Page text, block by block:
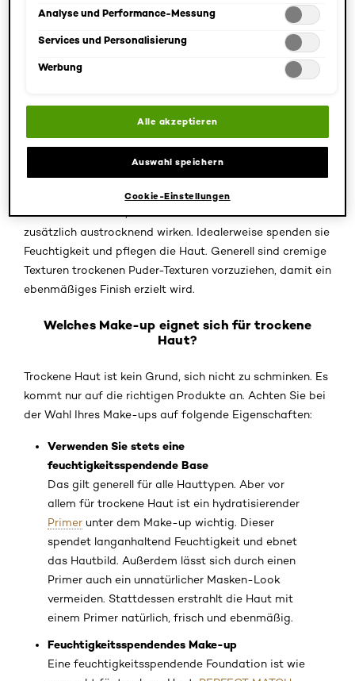
Wirkstoffkombination erhalten Sie mit
Seren und
. Eine gute Basispflege ist das
A und O, um trockene Haut schön und geschmeidig zu
halten.
Es spricht nichts dagegen, trockene Haut täglich zu
schminken. Jedoch sollten Sie hierbei unbedingt einige
Dinge beachten: Trockene Haut benötigt
feuchtigkeitsspendende und pflegende Produkte. Achten
Sie deshalb darauf, dass die verwendeten Produkte nicht
zusätzlich austrocknend wirken. Idealerweise spenden sie
Feuchtigkeit und pflegen die Haut. Generell sind cremige
Texturen trockenen Puder-Texturen vorzuziehen, damit ein
ebenmäßiges Finish erzielt wird.
Welches Make-up eignet sich für trockene
Haut?
Trockene Haut ist kein Grund, sich nicht zu schminken. Es
kommt nur auf die richtigen Produkte an. Achten Sie bei
der Wahl Ihres Make-ups auf folgende Eigenschaften:
Verwenden Sie stets eine
feuchtigkeitsspendende Base
Das gilt generell für alle Hauttypen. Aber vor
allem für trockene Haut ist ein hydratisierender
Primer unter dem Make-up wichtig. Dieser
spendet langanhaltend Feuchtigkeit und ebnet
das Hautbild. Außerdem lässt sich durch einen
Primer auch ein unnatürlicher Masken-Look
vermeiden. Stattdessen erstrahlt die Haut mit
einem Primer natürlich, frisch und ebenmäßig.
Feuchtigkeitsspendendes Make-up
Eine feuchtigkeitsspendende Foundation ist wie
angepasst werden. Für weitere Informationen s. unsere
Analyse und Performance-Messung
Services und Personalisierung
Werbung
Alle akzeptieren
Auswahl speichern
Cookie-Einstellungen